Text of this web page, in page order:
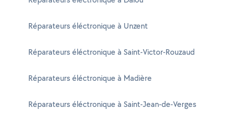
Réparateurs éléctronique à Unzent
Réparateurs éléctronique à Saint-Victor-Rouzaud
Réparateurs éléctronique à Madière
Réparateurs éléctronique à Saint-Jean-de-Verges